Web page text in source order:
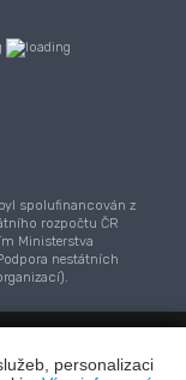
personalizaci
spolufinancován z
rozpočtu ČR
Ministerstva
nestátních
pro biomasu,